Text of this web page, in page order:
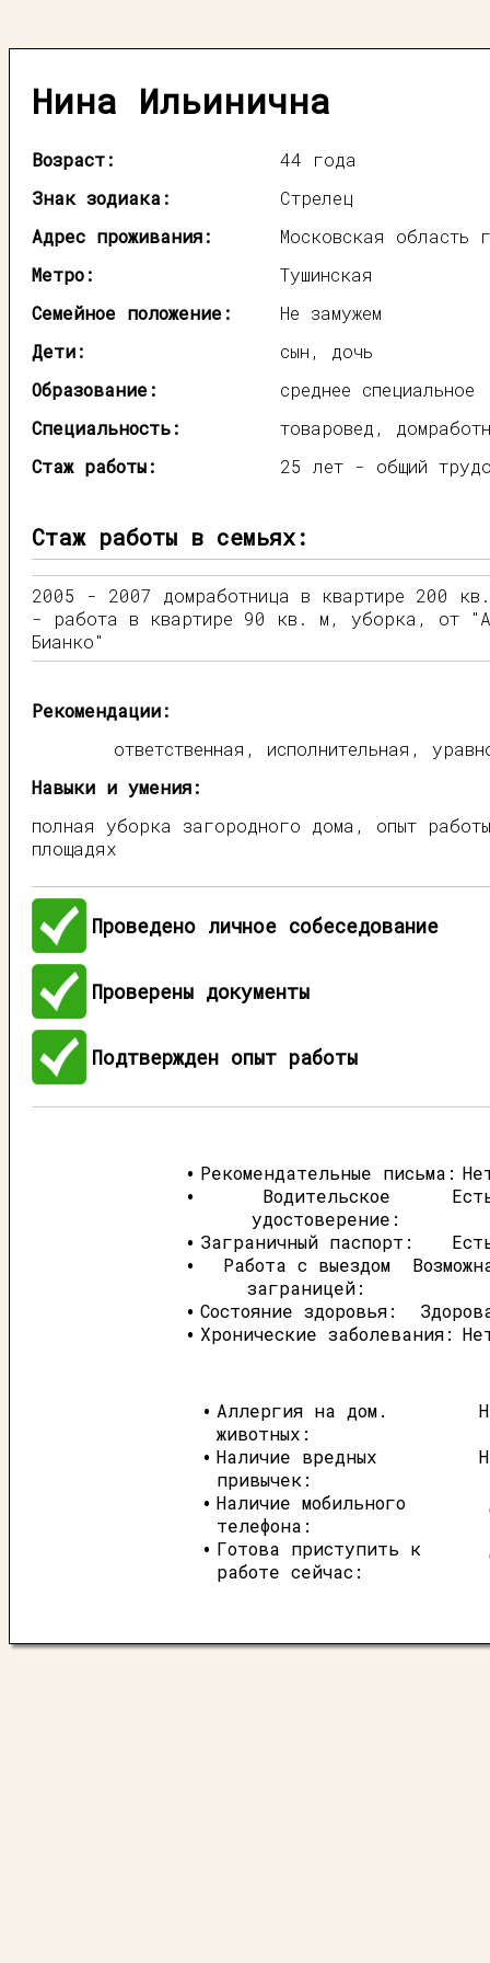
Нина Ильинична
Возраст:
44 года
Знак зодиака:
Стрелец
Адрес проживания:
Московская область
Метро:
Тушинская
Семейное положение:
Не замужем
Дети:
сын, дочь
Образование:
среднее специальное
Специальность:
товаровед,
Стаж работы:
25 лет - общий
Стаж работы в семьях:
2005 - 2007 домработница в квартире 200
- работа в квартире 90 кв. м, уборка, от
Бианко"
Рекомендации:
ответственная, исполнительная,
Навыки и умения:
полная уборка загородного дома, опыт
площадях
Проведено личное собеседование
Проверены документы
Подтвержден опыт работы
Рекомендательные письма:
Водительское
удостоверение:
Заграничный паспорт:
Работа с выездом
заграницей:
Состояние здоровья:
Хронические заболевания:
Аллергия на дом.
животных:
Наличие вредных
привычек:
Наличие мобильного
телефона:
Готова приступить к
работе сейчас: